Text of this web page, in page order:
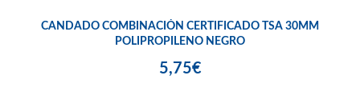
CANDADO COMBINACIÓN CERTIFICADO TSA 30MM
POLIPROPILENO NEGRO
5,75€